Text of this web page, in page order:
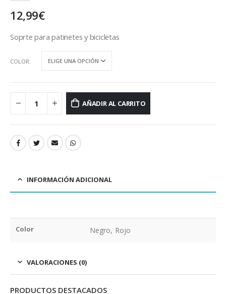
12,99€
Soprte para patinetes y bicicletas
COLOR
AÑADIR AL CARRITO
INFORMACIÓN ADICIONAL
Color Negro, Rojo
VALORACIONES (0)
PRODUCTOS DESTACADOS